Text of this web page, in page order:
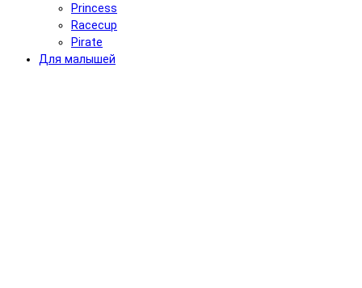
Princess
Racecup
Pirate
Для малышей